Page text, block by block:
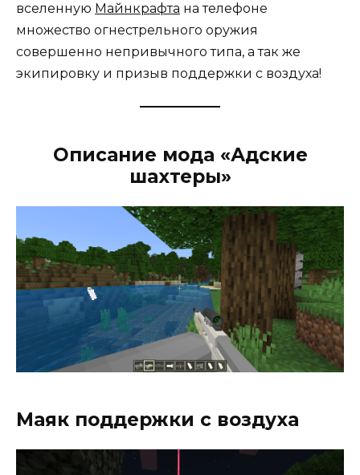
вселенную Майнкрафта на телефоне
множество огнестрельного оружия
совершенно непривычного типа, а так же
экипировку и призыв поддержки с воздуха!
Описание мода «Адские
шахтеры»
Маяк поддержки с воздуха